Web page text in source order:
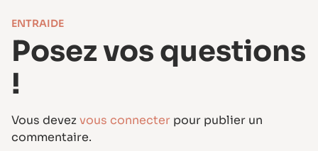
ENTRAIDE
Posez vos questions
!
Vous devezvous connecter pour publier un
commentaire.